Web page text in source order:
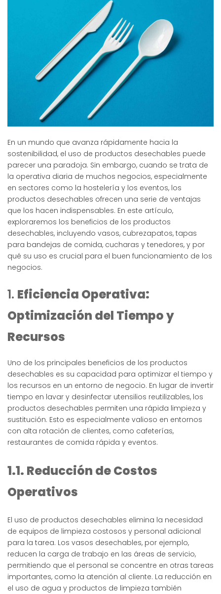
En un mundo que avanza rápidamente hacia la
sostenibilidad, el uso de productos desechables puede
parecer una paradoja. Sin embargo, cuando se trata de
la operativa diaria de muchos negocios, especialmente
en sectores como la hostelería y los eventos, los
productos desechables ofrecen una serie de ventajas
que los hacen indispensables. En este artículo,
exploraremos los beneficios de los productos
desechables, incluyendo vasos, cubrezapatos, tapas
para bandejas de comida, cucharas y tenedores, y por
qué su uso es crucial para el buen funcionamiento de los
negocios.
1. Eficiencia Operativa:
Optimización del Tiempo y
Recursos
Uno de los principales beneficios de los productos
desechables es su capacidad para optimizar el tiempo y
los recursos en un entorno de negocio. En lugar de invertir
tiempo en lavar y desinfectar utensilios reutilizables, los
productos desechables permiten una rápida limpieza y
sustitución. Esto es especialmente valioso en entornos
con alta rotación de clientes, como cafeterías,
restaurantes de comida rápida y eventos.
1.1. Reducción de Costos
Operativos
El uso de productos desechables elimina la necesidad
de equipos de limpieza costosos y personal adicional
para la tarea. Los vasos desechables, por ejemplo,
reducen la carga de trabajo en las áreas de servicio,
permitiendo que el personal se concentre en otras tareas
importantes, como la atención al cliente. La reducción en
el uso de agua y productos de limpieza también